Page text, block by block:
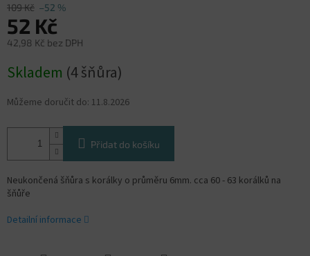
109 Kč –52 %
52 Kč
42,98 Kč bez DPH
cena:
Skladem (4 šňůra)
Můžeme doručit do: 11.8.2026
Přidat do košíku
Neukončená šňůra s korálky o průměru 6mm. cca 60 - 63 korálků na
šňůře
Detailní informace